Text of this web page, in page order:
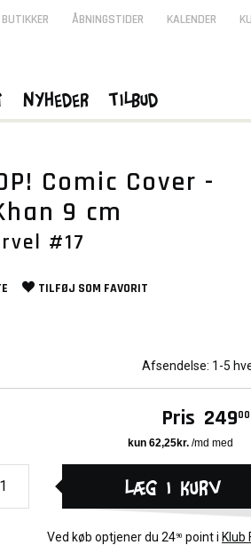
Comic Cover -
9 cm
#17
TILFØJ SOM FAVORIT
Afsendelse: 1-5
Pris 24900
Læg i kurv
Ved køb optjener du 2490 point i Klub
BUTIKKER ÅBNINGSTIDER KALENDER
Nyheder Tilbud